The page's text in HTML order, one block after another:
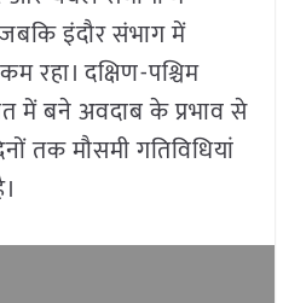
इंदौर संभाग में
रहा। दक्षिण-पश्चिम
में बने अवदाब के प्रभाव से
तक मौसमी गतिविधियां